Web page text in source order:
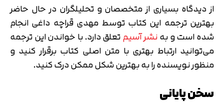
از دیدگاه بسیاری از متخصصان و تحلیلگران در حال حاضر
بهترین ترجمه این کتاب توسط مهدی قراچه داغی انجام
شده است و بهنشر آسیمتعلق دارد. با خواندن این ترجمه
می‌توانید ارتباط بهتری با متن اصلی کتاب برقرار کنید و
منظور نویسنده را به بهترین شکل ممکن درک کنید.
سخن پایانی